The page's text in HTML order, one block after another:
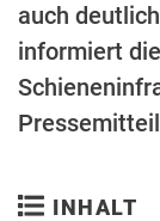
auch
informiert
INHALT